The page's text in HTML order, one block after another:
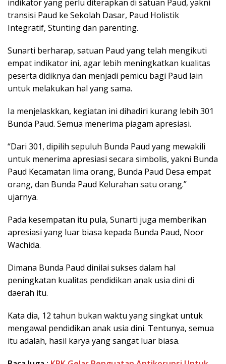
indikator yang perlu diterapkan di satuan Paud, yakni
transisi Paud ke Sekolah Dasar, Paud Holistik
Integratif, Stunting dan parenting.
Sunarti berharap, satuan Paud yang telah mengikuti
empat indikator ini, agar lebih meningkatkan kualitas
peserta didiknya dan menjadi pemicu bagi Paud lain
untuk melakukan hal yang sama.
Ia menjelaskkan, kegiatan ini dihadiri kurang lebih 301
Bunda Paud. Semua menerima piagam apresiasi.
“Dari 301, dipilih sepuluh Bunda Paud yang mewakili
untuk menerima apresiasi secara simbolis, yakni Bunda
Paud Kecamatan lima orang, Bunda Paud Desa empat
orang, dan Bunda Paud Kelurahan satu orang.”
ujarnya.
Pada kesempatan itu pula, Sunarti juga memberikan
apresiasi yang luar biasa kepada Bunda Paud, Noor
Wachida.
Dimana Bunda Paud dinilai sukses dalam hal
peningkatan kualitas pendidikan anak usia dini di
daerah itu.
Kata dia, 12 tahun bukan waktu yang singkat untuk
mengawal pendidikan anak usia dini. Tentunya, semua
itu adalah, hasil karya yang sangat luar biasa.